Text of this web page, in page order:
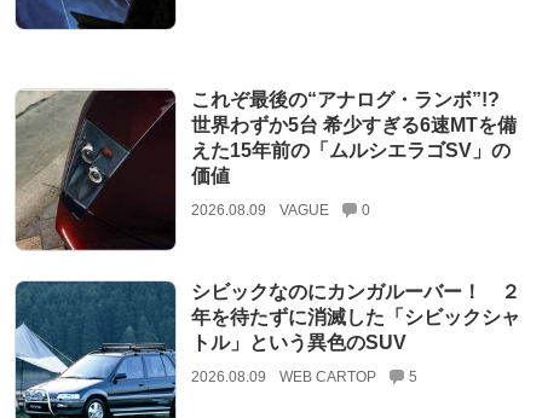
これぞ最後の“アナログ・ランボ”!?
世界わずか5台 希少すぎる6速MTを備
えた15年前の「ムルシエラゴSV」の
価値
2026.08.09 VAGUE 0
シビックなのにカンガルーバー！ ２
年を待たずに消滅した「シビックシャ
トル」という異色のSUV
2026.08.09 WEB CARTOP 5